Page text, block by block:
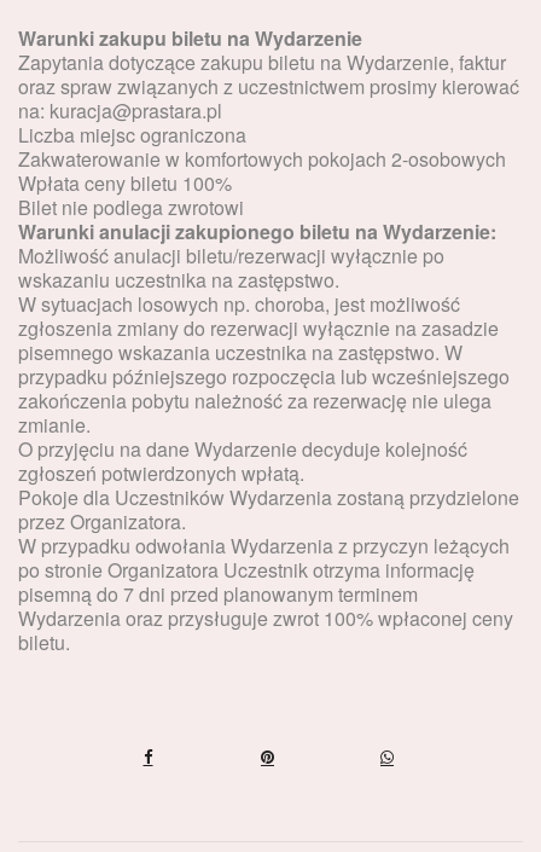
Warunki zakupu biletu na Wydarzenie
Zapytania dotyczące zakupu biletu na Wydarzenie, faktur
oraz spraw związanych z uczestnictwem prosimy kierować
na: kuracja@prastara.pl
Liczba miejsc ograniczona
Zakwaterowanie w komfortowych pokojach 2-osobowych
Wpłata ceny biletu 100%
Bilet nie podlega zwrotowi
Warunki anulacji zakupionego biletu na Wydarzenie:
Możliwość anulacji biletu/rezerwacji wyłącznie po
wskazaniu uczestnika na zastępstwo.
W sytuacjach losowych np. choroba, jest możliwość
zgłoszenia zmiany do rezerwacji wyłącznie na zasadzie
pisemnego wskazania uczestnika na zastępstwo. W
przypadku późniejszego rozpoczęcia lub wcześniejszego
zakończenia pobytu należność za rezerwację nie ulega
zmianie.
O przyjęciu na dane Wydarzenie decyduje kolejność
zgłoszeń potwierdzonych wpłatą.
Pokoje dla Uczestników Wydarzenia zostaną przydzielone
przez Organizatora.
W przypadku odwołania Wydarzenia z przyczyn leżących
po stronie Organizatora Uczestnik otrzyma informację
pisemną do 7 dni przed planowanym terminem
Wydarzenia oraz przysługuje zwrot 100% wpłaconej ceny
biletu.